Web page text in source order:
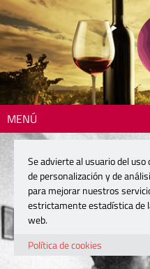
MENÚ
Se advierte al usuario del
de personalización y de
para mejorar nuestros
estrictamente estadística de
web.
Política de cookies